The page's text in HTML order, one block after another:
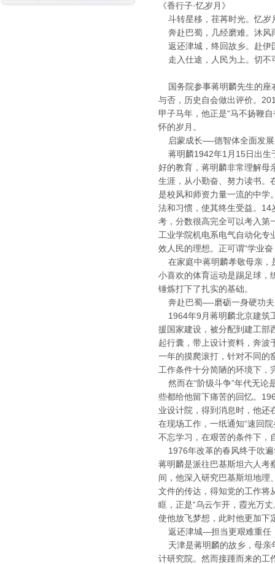
《香行子·忆岁月》
斗转星移，荏苒时光。忆岁
奔赴巴蜀，几经磨难。沐风
返还津城，终回故乡。赴伊
走入仕途，人民为上。切不
国务院参事蒋明麟先生的座
与否，历史自会做出评价。
甲子马年，他正是“马不扬鞭
怀的岁月。
启蒙成长—-德智体全面发
蒋明麟1942年1月15日出生
好的教育，蒋明麟非常理解母
生涯，从小勤奋、努力读书。
是校风和师资力量一流的中学
法和习惯，使其终生受益。
考，分数很高完全可以考入第
工业学院机电系电气自动化专
效人民的理想。正可谓“学业奋
在家庭中蒋明麟孝敬母亲，
小喜欢的体育运动是踢足球，
锤炼打下了扎实的基础。
奔赴巴蜀—-磨砺一身硬功
1964年9月蒋明麟北京建筑
援国家建设，被分配到建工部
起行囊，带上设计资料，奔波
一年的摸爬滚打，针对不同的
工作条件十分简陋的环境下，
然而在“阶级斗争”年代无论
些都给他留下痛苦的回忆。
业设计院，得到消息时，他还
在现场工作，一纸通知“速回
不忘学习，在艰苦的条件下，
1976年改革的春风终于吹遍
蒋明麟是派往巴基斯坦六人考
间，他深入研究巴基斯坦地理
文件的传达，得知党的工作将
眶，正是“乌云乍开，霞光万
使他放飞梦想，此时他更加下
返还津城—担当更艰难重
天津是蒋明麟的故乡，母亲
计研究院。然而接踵而来的工